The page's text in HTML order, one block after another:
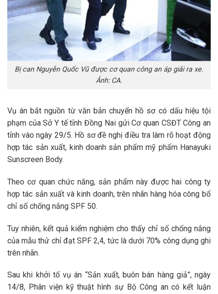
Bị can Nguyễn Quốc Vũ được cơ quan công an áp giải ra xe.
Ảnh: CA.
Vụ án bắt nguồn từ văn bản chuyển hồ sơ có dấu hiệu tội
phạm của Sở Y tế tỉnh Đồng Nai gửi Cơ quan CSĐT Công an
tỉnh vào ngày 29/5. Hồ sơ đề nghị điều tra làm rõ hoạt động
hợp tác sản xuất, kinh doanh sản phẩm mỹ phẩm Hanayuki
Sunscreen Body.
Theo cơ quan chức năng, sản phẩm này được hai công ty
hợp tác sản xuất và kinh doanh, trên nhãn hàng hóa công bố
chỉ số chống nắng SPF 50.
Tuy nhiên, kết quả kiểm nghiệm cho thấy chỉ số chống nắng
của mẫu thử chỉ đạt SPF 2,4, tức là dưới 70% công dụng ghi
trên nhãn.
Sau khi khởi tố vụ án “Sản xuất, buôn bán hàng giả”, ngày
14/8, Phân viện kỹ thuật hình sự Bộ Công an có kết luận